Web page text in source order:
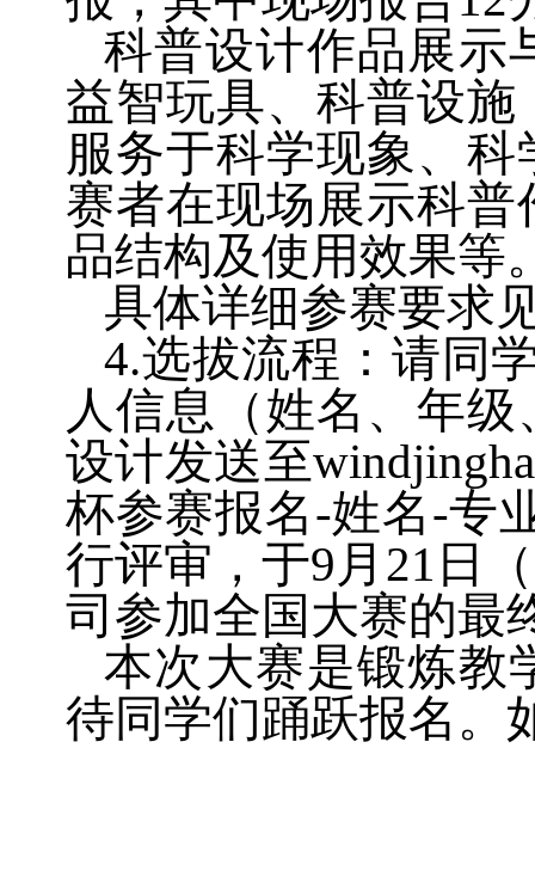
科普设计作品展示
益智玩具、科普设
服务于科学现象、
赛者在现场展示科
品结构及使用效果等
具体详细参赛要求
4.选拔流程：请同
人信息（姓名、年
设计发送至
杯参赛报名-姓名-专
行评审，于9月21日
司参加全国大赛的最
本次大赛是锻炼教
待同学们踊跃报名。